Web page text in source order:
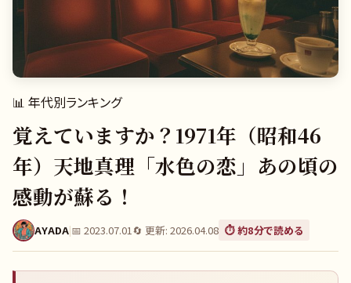
📊 年代別ランキング
覚えていますか？1971年（昭和46
年）天地真理「水色の恋」あの頃の
感動が蘇る！
AYADA|📅 2023.07.01 🔄 更新: 2026.04.08 ⏱️ 約8分で読める